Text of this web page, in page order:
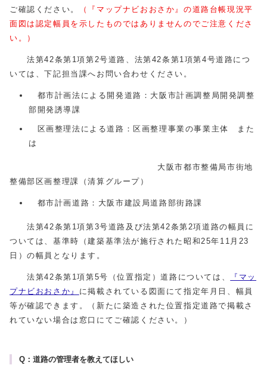
ご確認ください。
（『マップナビおおさか』の道路台帳現況平
面図は認定幅員を示したものではありませんのでご注意くださ
い。）
法第42条第1項第2号道路、法第42条第1項第4号道路につ
いては、下記担当課へお問い合わせください。
都市計画法による開発道路：大阪市計画調整局開発調整
部開発誘導課
区画整理法による道路：区画整理事業の事業主体 また
は
大阪市都市整備局市街地
整備部区画整理課（清算グループ）
都市計画道路：大阪市建設局道路部街路課
法第42条第1項第3号道路及び法第42条第2項道路の幅員に
ついては、基準時（建築基準法が施行された昭和25年11月23
日）の幅員となります。
法第42条第1項第5号（位置指定）道路については、
『マッ
プナビおおさか』 に掲載されている図面にて指定年月日、幅員
等が確認できます。（新たに築造された位置指定道路で掲載さ
れていない場合は窓口にてご確認ください。）
Q：道路の管理者を教えてほしい